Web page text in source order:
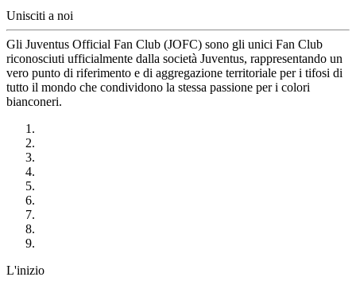
Unisciti a noi
Gli Juventus Official Fan Club (JOFC) sono gli unici Fan Club
riconosciuti ufficialmente dalla società Juventus, rappresentando un
vero punto di riferimento e di aggregazione territoriale per i tifosi di
tutto il mondo che condividono la stessa passione per i colori
bianconeri.
L'inizio